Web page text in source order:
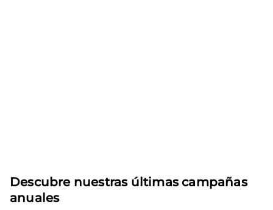
Descubre nuestras últimas campañas
anuales